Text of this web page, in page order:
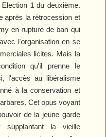
Election 1 du deuxième.
après la rétrocession et
en rupture de ban qui
l'organisation en se
licites. Mais la
qu'il prenne le
l'accès au libéralisme
à la conservation et
Cet opus voyant
de la jeune garde
la vieille